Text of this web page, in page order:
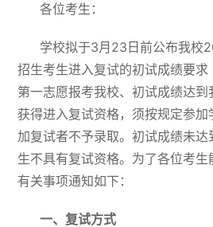
各位考生：
学校拟于3月23日前公布我校
招生考生进入复试的初试成绩要求
第一志愿报考我校、初试成绩达到
获得进入复试资格，须按规定参
加复试者不予录取。初试成绩未
生不具有复试资格。为了各位考
有关事项通知如下：
一、复试方式